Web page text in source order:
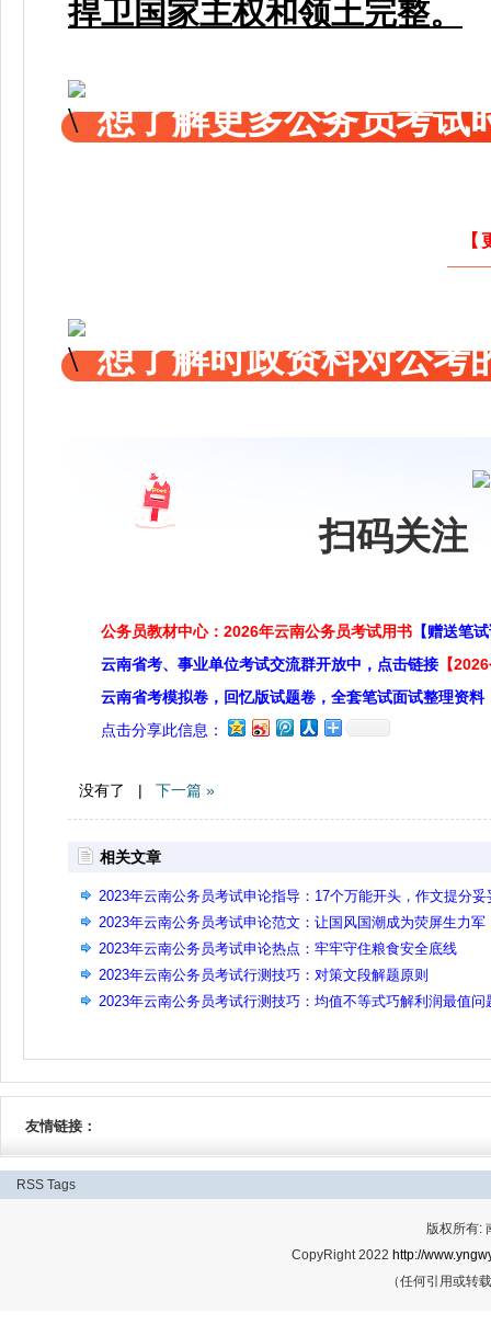
捍卫国家主权和领土完整。
想了解更多公务员考试
想了解时政资料对公考
扫码关注
公务员教材中心：2026年云南公务员考试用书 【赠送笔
云南省考、事业单位考试交流群开放中，点击链接 【
云南省考模拟卷，回忆版试题卷，全套笔试面试整理资料
点击分享此信息：
没有了 | 下一篇 »
相关文章
2023年云南公务员考试申论指导：17个万能开头，作文提分妥
的
2023年云南公务员考试申论范文：让国风国潮成为荧屏生力军
2023年云南公务员考试申论热点：牢牢守住粮食安全底线
2023年云南公务员考试行测技巧：对策文段解题原则
2023年云南公务员考试行测技巧：均值不等式巧解利润最值问
友情链接：
RSS Tags
版权所有:
CopyRight 2022 http://
（任何引用或转